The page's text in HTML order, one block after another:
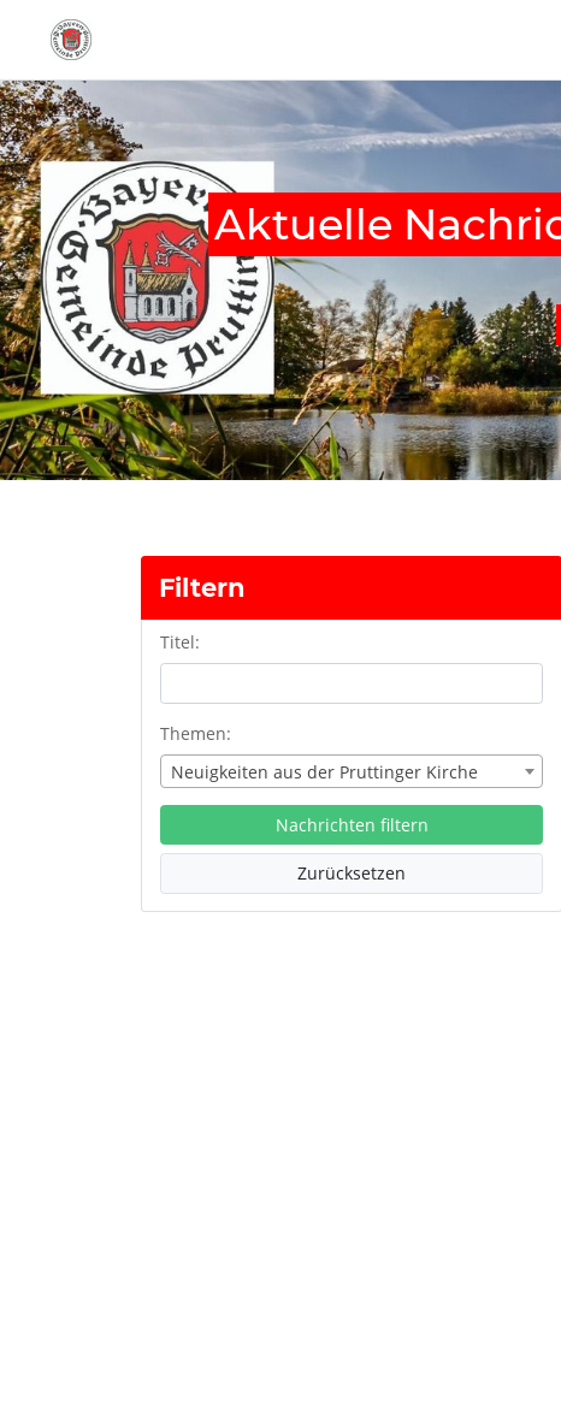
Aktuelle
Filtern
Titel:
Themen:
Neuigkeiten aus der Pruttinger Kirche
Nachrichten filtern
Zurücksetzen